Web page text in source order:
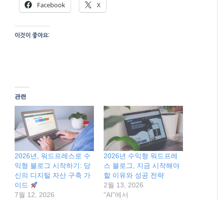
Facebook X
이것이 좋아요:
관련
2026년, 워드프레스로 수
익형 블로그 시작하기: 당
신의 디지털 자산 구축 가
이드
7월 12, 2026
2026년 수익형 워드프레
스 블로그, 지금 시작해야
할 이유와 성공 전략
2월 13, 2026
"AI"에서